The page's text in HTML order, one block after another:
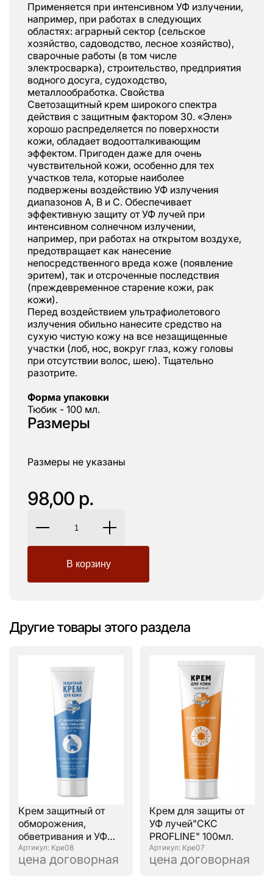
Применяется при интенсивном УФ излучении,
например, при работах в следующих
областях: аграрный сектор (сельское
хозяйство, садоводство, лесное хозяйство),
сварочные работы (в том числе
электросварка), строительство, предприятия
водного досуга, судоходство,
металлообработка. Свойства
Светозащитный крем широкого спектра
действия с защитным фактором 30. «Элен»
хорошо распределяется по поверхности
кожи, обладает водоотталкивающим
эффектом. Пригоден даже для очень
чувствительной кожи, особенно для тех
участков тела, которые наиболее
подвержены воздействию УФ излучения
диапазонов А, В и С. Обеспечивает
эффективную защиту от УФ лучей при
интенсивном солнечном излучении,
например, при работах на открытом воздухе,
предотвращает как нанесение
непосредственного вреда коже (появление
эритем), так и отсроченные последствия
(преждевременное старение кожи, рак
кожи).
Перед воздействием ультрафиолетового
излучения обильно нанесите средство на
сухую чистую кожу на все незащищенные
участки (лоб, нос, вокруг глаз, кожу головы
при отсутствии волос, шею). Тщательно
разотрите.
Форма упаковки
Тюбик - 100 мл.
Размеры
Размеры не указаны
98,00 р.
Другие товары этого раздела
Крем защитный от
обморожения,
обветривания и УФ
излучений "CKC
PROFLINE" 100мл.
: Кре08
цена договорная
Крем для защиты от
УФ лучей"CKC
PROFLINE" 100мл.
: Кре07
цена договорная